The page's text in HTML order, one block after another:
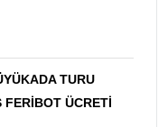
TURU
ÜCRETİ